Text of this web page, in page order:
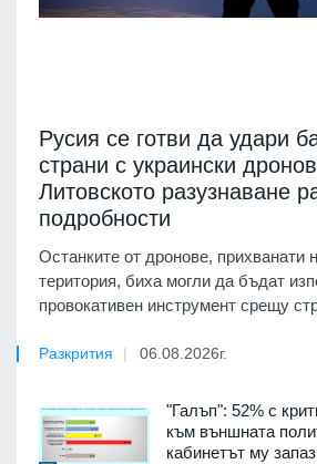
Русия се готви да удари
страни с украински
Литовското разузнаване
подробности
Останките от дронове, прихванати
територия, биха могли да бъдат
провокативен инструмент срещу
Разкрития 06.08.2026г.
"Галъп": 52% с
към външната
кабинетът му